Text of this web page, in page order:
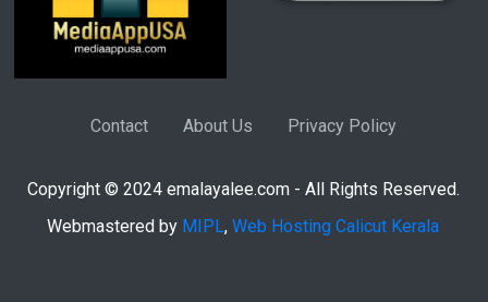
Contact About Us Privacy Policy
Copyright © 2024 emalayalee.com - All Rights Reserved.
Webmastered by MIPL, Web Hosting Calicut Kerala